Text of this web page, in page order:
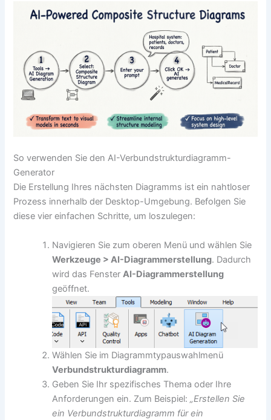
So verwenden Sie den AI-Verbundstrukturdiagramm-
Generator
Die Erstellung Ihres nächsten Diagramms ist ein nahtloser
Prozess innerhalb der Desktop-Umgebung. Befolgen Sie
diese vier einfachen Schritte, um loszulegen:
Navigieren Sie zum oberen Menü und wählen Sie
Werkzeuge > AI-Diagrammerstellung. Dadurch
wird das FensterAI-Diagrammerstellung
geöffnet.
Wählen Sie im Diagrammtypauswahlmenü
Verbundstrukturdiagramm.
Geben Sie Ihr spezifisches Thema oder Ihre
Anforderungen ein. Zum Beispiel:„Erstellen Sie
ein Verbundstrukturdiagramm für ein